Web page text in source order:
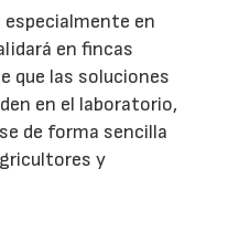
en
en fincas
que las soluciones
en el laboratorio,
de forma sencilla
y